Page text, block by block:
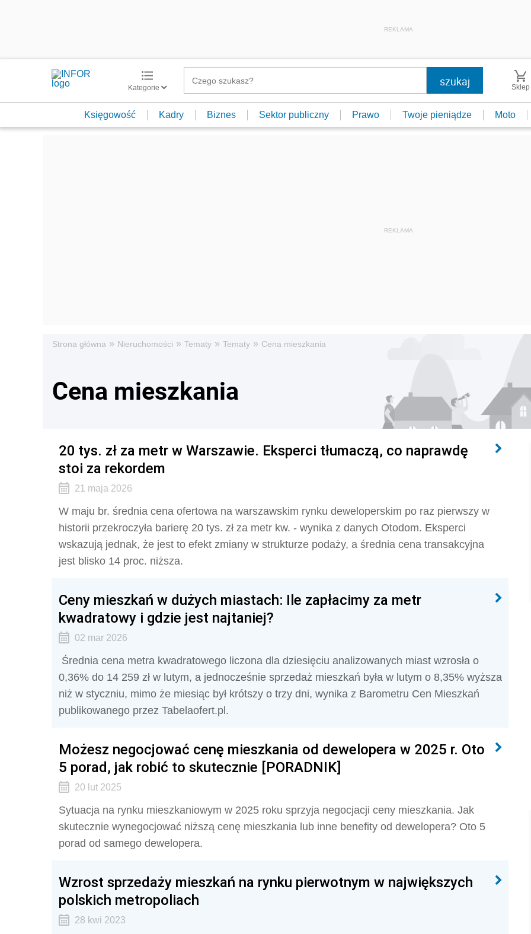
REKLAMA
Kategorie Sklep
Księgowość Kadry Biznes Sektor publiczny Prawo Twoje pieniądze Moto
Strona główna » Nieruchomości » Tematy » Tematy » Cena mieszkania
Cena mieszkania
20 tys. zł za metr w Warszawie. Eksperci tłumaczą, co naprawdę
stoi za rekordem
21 maja 2026
W maju br. średnia cena ofertowa na warszawskim rynku deweloperskim po raz pierwszy w
historii przekroczyła barierę 20 tys. zł za metr kw. - wynika z danych Otodom. Eksperci
wskazują jednak, że jest to efekt zmiany w strukturze podaży, a średnia cena transakcyjna
jest blisko 14 proc. niższa.
Ceny mieszkań w dużych miastach: Ile zapłacimy za metr
kwadratowy i gdzie jest najtaniej?
02 mar 2026
Średnia cena metra kwadratowego liczona dla dziesięciu analizowanych miast wzrosła o
0,36% do 14 259 zł w lutym, a jednocześnie sprzedaż mieszkań była w lutym o 8,35% wyższa
niż w styczniu, mimo że miesiąc był krótszy o trzy dni, wynika z Barometru Cen Mieszkań
publikowanego przez Tabelaofert.pl.
Możesz negocjować cenę mieszkania od dewelopera w 2025 r. Oto
5 porad, jak robić to skutecznie [PORADNIK]
20 lut 2025
Sytuacja na rynku mieszkaniowym w 2025 roku sprzyja negocjacji ceny mieszkania. Jak
skutecznie wynegocjować niższą cenę mieszkania lub inne benefity od dewelopera? Oto 5
porad od samego dewelopera.
Wzrost sprzedaży mieszkań na rynku pierwotnym w największych
polskich metropoliach
28 kwi 2023